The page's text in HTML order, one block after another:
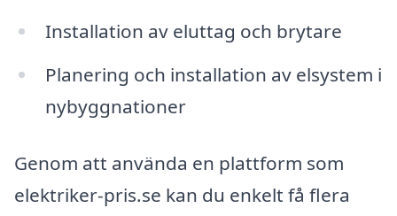
Installation av eluttag och brytare
Planering och installation av elsystem i
nybyggnationer
Genom att använda en plattform som
elektriker-pris.se kan du enkelt få flera